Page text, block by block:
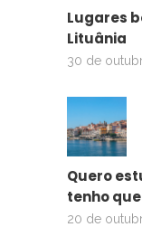
Lugares
Lituânia
30 de
Quero
tenho
20 de